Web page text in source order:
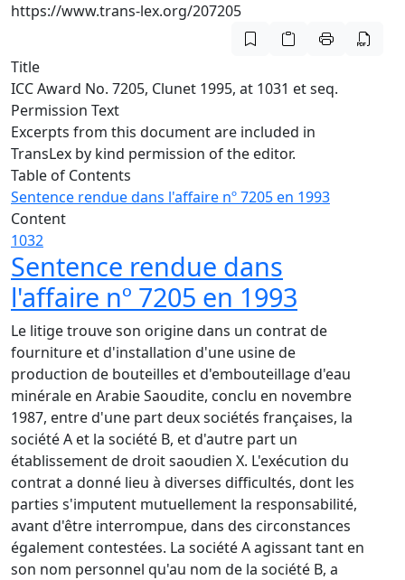
https://www.trans-lex.org/207205
Title
ICC Award No. 7205, Clunet 1995, at 1031 et seq.
Permission Text
Excerpts from this document are included in
TransLex by kind permission of the editor.
Table of Contents
Sentence rendue dans l'affaire nº 7205 en 1993
Content
1032
Sentence rendue dans
l'affaire nº 7205 en 1993
Le litige trouve son origine dans un contrat de
fourniture et d'installation d'une usine de
production de bouteilles et d'embouteillage d'eau
minérale en Arabie Saoudite, conclu en novembre
1987, entre d'une part deux sociétés françaises, la
société A et la société B, et d'autre part un
établissement de droit saoudien X. L'exécution du
contrat a donné lieu à diverses difficultés, dont les
parties s'imputent mutuellement la responsabilité,
avant d'être interrompue, dans des circonstances
également contestées. La société A agissant tant en
son nom personnel qu'au nom de la société B, a